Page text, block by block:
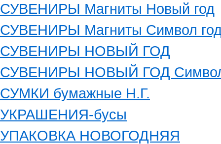
СУВЕНИРЫ Магниты Новый год
СУВЕНИРЫ Магниты Символ
СУВЕНИРЫ НОВЫЙ ГОД
СУВЕНИРЫ НОВЫЙ ГОД Символ
СУМКИ бумажные Н.Г.
УКРАШЕНИЯ-бусы
УПАКОВКА НОВОГОДНЯЯ